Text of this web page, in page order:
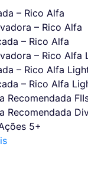
– Rico Alfa
– Rico Alfa
– Rico Alfa
– Rico Alfa
– Rico Alfa
– Rico Alfa
Recomendada
Recomendada
5+